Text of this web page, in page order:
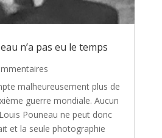
n’a pas eu le temps
malheureusement plus de
guerre mondiale. Aucun
Pouneau ne peut donc
et la seule photographie